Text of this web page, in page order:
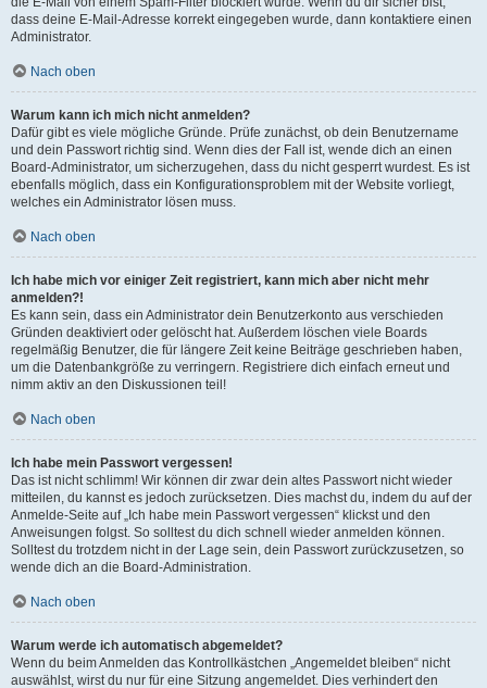
dass deine E-Mail-Adresse korrekt eingegeben wurde, dann kontaktiere einen
Administrator.
Nach oben
Warum kann ich mich nicht anmelden?
Dafür gibt es viele mögliche Gründe. Prüfe zunächst, ob dein Benutzername
und dein Passwort richtig sind. Wenn dies der Fall ist, wende dich an einen
Board-Administrator, um sicherzugehen, dass du nicht gesperrt wurdest. Es ist
ebenfalls möglich, dass ein Konfigurationsproblem mit der Website vorliegt,
welches ein Administrator lösen muss.
Nach oben
Ich habe mich vor einiger Zeit registriert, kann mich aber nicht mehr
anmelden?!
Es kann sein, dass ein Administrator dein Benutzerkonto aus verschieden
Gründen deaktiviert oder gelöscht hat. Außerdem löschen viele Boards
regelmäßig Benutzer, die für längere Zeit keine Beiträge geschrieben haben,
um die Datenbankgröße zu verringern. Registriere dich einfach erneut und
nimm aktiv an den Diskussionen teil!
Nach oben
Ich habe mein Passwort vergessen!
Das ist nicht schlimm! Wir können dir zwar dein altes Passwort nicht wieder
mitteilen, du kannst es jedoch zurücksetzen. Dies machst du, indem du auf der
Anmelde-Seite auf „Ich habe mein Passwort vergessen“ klickst und den
Anweisungen folgst. So solltest du dich schnell wieder anmelden können.
Solltest du trotzdem nicht in der Lage sein, dein Passwort zurückzusetzen, so
wende dich an die Board-Administration.
Nach oben
Warum werde ich automatisch abgemeldet?
Wenn du beim Anmelden das Kontrollkästchen „Angemeldet bleiben“ nicht
auswählst, wirst du nur für eine Sitzung angemeldet. Dies verhindert den